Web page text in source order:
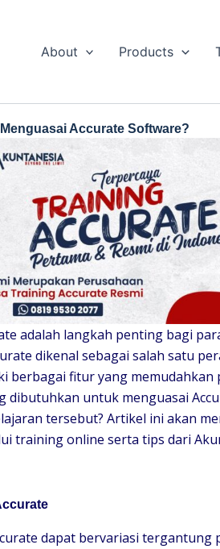
About Products
Accurate Software?
adalah langkah penting bagi
dikenal sebagai salah satu
berbagai fitur yang memudahkan
dibutuhkan untuk menguasai
tersebut? Artikel ini akan
training online serta tips dari
dapat bervariasi tergantung